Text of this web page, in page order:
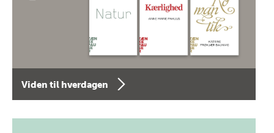
Viden til hverdagen